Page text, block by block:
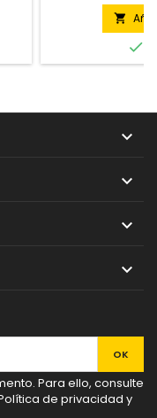






Para ello, consulte
de privacidad y